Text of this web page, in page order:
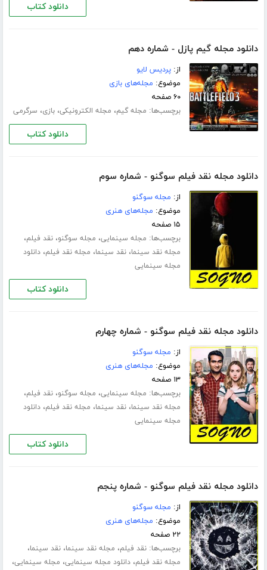
دانلود کتاب
دانلود مجله گیم پازل - شماره دهم
از:پردیس لایو
موضوع: مجله‌های بازی
۶۰ صفحه
برچسب‌ها: مجله گیم، مجله الکترونیکی،بازی، سرگرمی
دانلود کتاب
دانلود مجله نقد فیلم سوگنو - شماره سوم
از: مجله سوگنو
موضوع: مجله‌های هنری
۱۵ صفحه
برچسب‌ها: مجله سینمایی، مجله سوگنو،نقد فیلم،
مجله نقد سینما،نقد سینما، مجله نقد فیلم،دانلود
مجله سینمایی
دانلود کتاب
دانلود مجله نقد فیلم سوگنو - شماره چهارم
از: مجله سوگنو
موضوع: مجله‌های هنری
۱۳ صفحه
برچسب‌ها: مجله سینمایی، مجله سوگنو،نقد فیلم،
مجله نقد سینما،نقد سینما، مجله نقد فیلم،دانلود
مجله سینمایی
دانلود کتاب
دانلود مجله نقد فیلم سوگنو - شماره پنجم
از: مجله سوگنو
موضوع: مجله‌های هنری
۲۲ صفحه
برچسب‌ها:نقد فیلم، مجله نقد سینما،نقد سینما،
مجله نقد فیلم،دانلود مجله سینمایی، مجله سینمایی،